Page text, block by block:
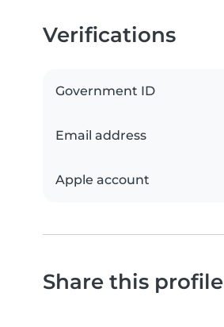
Verifications
Government ID
Email address
Apple account
Share this profile